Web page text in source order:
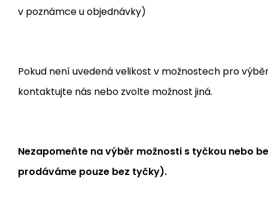
v poznámce u objednávky)
Pokud není uvedená velikost v možnostech pro
kontaktujte nás nebo zvolte možnost jiná.
Nezapomeňte na výběr možnosti s tyčkou nebo
prodáváme pouze bez tyčky).